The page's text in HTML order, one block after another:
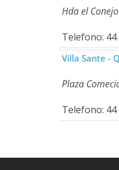
Hda el
Telefono: 44
Villa Sante -
Plaza
Telefono: 44